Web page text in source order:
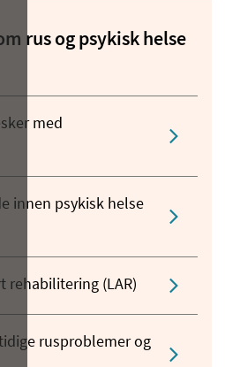
rus og psykisk helse
med
innen psykisk helse
rehabilitering (LAR)
rusproblemer og